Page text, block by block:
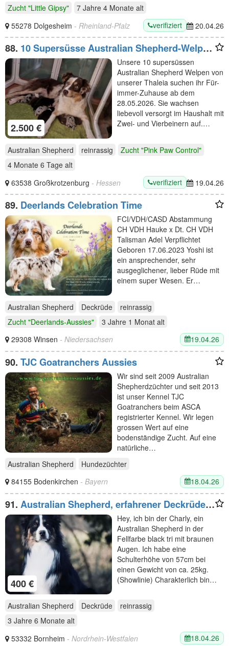
Zucht "Little Gipsy"
7 Jahre 4 Monate alt
55278 Dolgesheim - Rheinland-Pfalz verifiziert 20.04.26
88. 10 Supersüsse Australian Shepherd-Welpen
suchen ihr Für-Immer-Zuhause
2.500 €
Unsere 10 supersüssen
Australian Shepherd Welpen von
unserer Thaleia suchen ihr Für-
immer-Zuhause ab dem
28.05.2026. Sie wachsen
liebevoll versorgt im Haushalt mit
Zwei- und Vierbeinern auf.…
Australian Shepherd reinrassig
Zucht "Pink Paw Control"
4 Monate 6 Tage alt
63538 Großkrotzenburg - Hessen verifiziert 19.04.26
89. Deerlands Celebration Time
FCI/VDH/CASD Abstammung
CH VDH Hauke x Dt. CH VDH
Talisman Adel Verpflichtet
Geboren 17.06.2023 Yoshi ist
ein ansprechender, sehr
ausgeglichener, lieber Rüde mit
einem super Wesen. Er…
Australian Shepherd Deckrüde
reinrassig
Zucht "Deerlands-Aussies"
3 Jahre 1 Monat alt
29308 Winsen - Niedersachsen 19.04.26
90. TJC Goatranchers Aussies
Wir sind seit 2009 Australian
Shepherdzüchter und seit 2013
ist unser Kennel TJC
Goatranchers beim ASCA
registrierter Kennel. Wir legen
grossen Wert auf eine
bodenständige Zucht. Auf eine
natürliche…
Australian Shepherd
Hundezüchter
84155 Bodenkirchen - Bayern 18.04.26
91. Australian Shepherd, erfahrener Deckrüde
Black tri
400 €
Hey, ich bin der Charly, ein
Australian Shepherd in der
Fellfarbe black tri mit braunen
Augen. Ich habe eine
Schulterhöhe von 57cm bei
einen Gewicht von ca. 25kg.
(Showlinie) Charakterlich bin…
Australian Shepherd Deckrüde
reinrassig
3 Jahre 6 Monate alt
53332 Bornheim - Nordrhein-Westfalen 18.04.26